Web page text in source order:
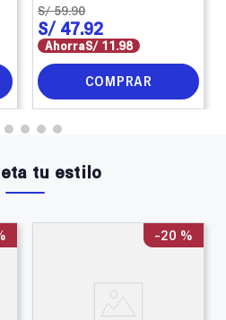
S/ 59.90
S/ 47.92
AhorraS/ 11.98
COMPRAR
tu estilo
-20 %